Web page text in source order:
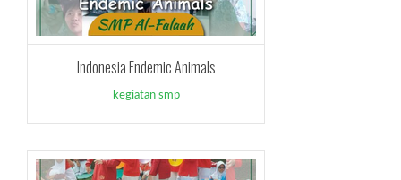
Indonesia Endemic Animals
kegiatan smp